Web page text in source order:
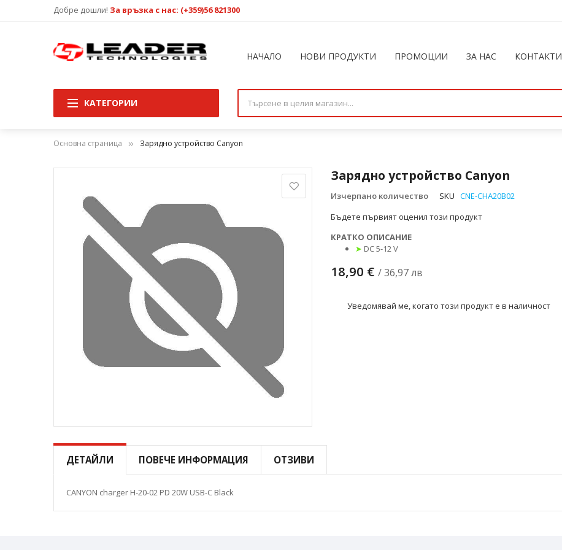
Добре дошли! За връзка с нас: (+359)56 821300
НАЧАЛО НОВИ ПРОДУКТИ ПРОМОЦИИ ЗА НАС КОНТАКТИ
КАТЕГОРИИ
Основна страница Зарядно устройство Canyon
Зарядно устройство Canyon
Изчерпано количество SKU CNE-CHA20B02
Бъдете първият оценил този продукт
КРАТКО ОПИСАНИЕ
➤ DC 5-12 V
18,90 € / 36,97 лв
Уведомявай ме, когато този продукт е в наличност
галерията
изображенията
към
началото
ДЕТАЙЛИ ПОВЕЧЕ ИНФОРМАЦИЯ ОТЗИВИ
CANYON charger H-20-02 PD 20W USB-C Black